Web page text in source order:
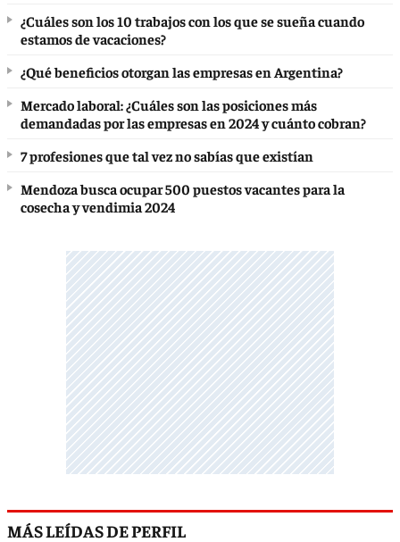
¿Cuáles son los 10 trabajos con los que se sueña cuando
estamos de vacaciones?
¿Qué beneficios otorgan las empresas en Argentina?
Mercado laboral: ¿Cuáles son las posiciones más
demandadas por las empresas en 2024 y cuánto cobran?
7 profesiones que tal vez no sabías que existían
Mendoza busca ocupar 500 puestos vacantes para la
cosecha y vendimia 2024
MÁS LEÍDAS DE PERFIL